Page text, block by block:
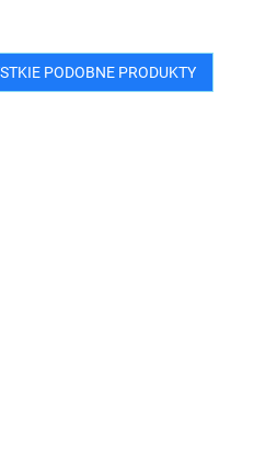
PODOBNE PRODUKTY